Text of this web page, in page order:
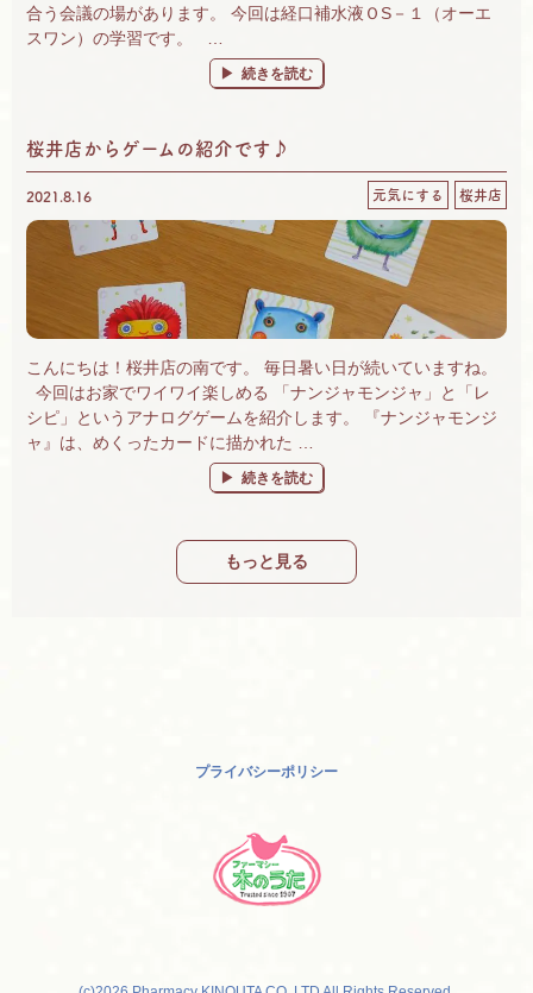
合う会議の場があります。 今回は経口補水液ＯS－１（オーエ
スワン）の学習です。 …
“店舗会議 OS－１の学び” の
続きを読む
桜井店からゲームの紹介です♪
2021.8.16 元気にする 桜井店
こんにちは！桜井店の南です。 毎日暑い日が続いていますね。
今回はお家でワイワイ楽しめる 「ナンジャモンジャ」と「レ
シピ」というアナログゲームを紹介します。 『ナンジャモンジ
ャ』は、めくったカードに描かれた …
“桜井店からゲームの紹介です♪” の
続きを読む
もっと見る
プライバシーポリシー